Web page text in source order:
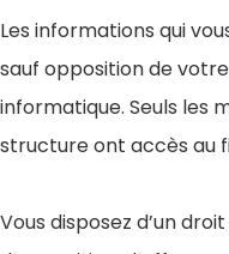
Les informations qui
sauf opposition de
informatique. Seuls les
structure ont accès au
Vous disposez d’un